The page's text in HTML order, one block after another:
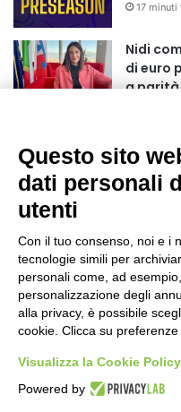
17 minuti
Nidi
di euro
a
4 ore fa
agosto
5 ore fa
Un
dei
5 ore fa
Al San
a un
Questo sito
dati personali
utenti
Con il tuo consenso, noi e i
tecnologie simili per
personali come, ad
personalizzazione degli
alla privacy, è possibile
cookie. Clicca su
Visualizza la Cookie
Powered by